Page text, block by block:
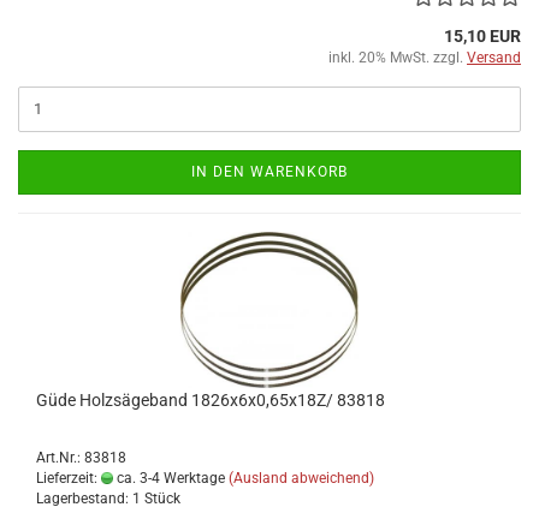
15,10 EUR
inkl. 20% MwSt. zzgl. Versand
IN DEN WARENKORB
Güde Holzsägeband 1826x6x0,65x18Z/ 83818
Art.Nr.: 83818
Lieferzeit:
ca. 3-4 Werktage (Ausland abweichend)
Lagerbestand: 1 Stück